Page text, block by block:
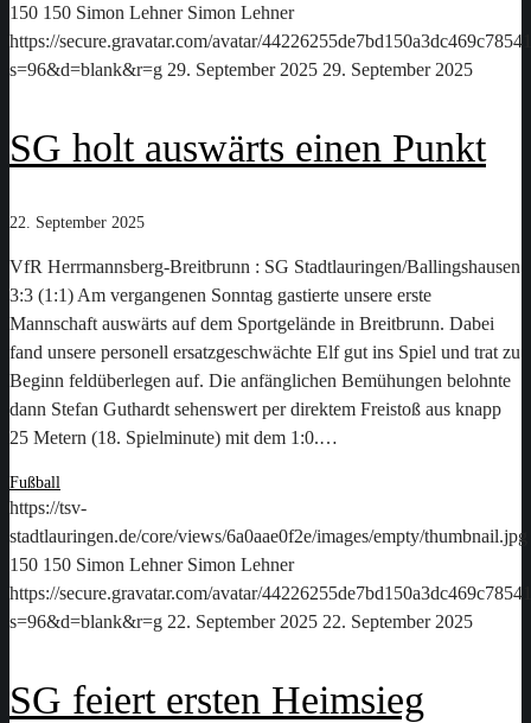
150 150 Simon Lehner Simon Lehner
https://secure.gravatar.com/avatar/
s=96&d=blank&r=g 29. September 2025 29. September 2025
SG holt auswärts einen Punkt
22. September 2025
VfR Herrmannsberg-Breitbrunn : SG Stadtlauringen/Ballingshausen
3:3 (1:1) Am vergangenen Sonntag gastierte unsere erste
Mannschaft auswärts auf dem Sportgelände in Breitbrunn. Dabei
fand unsere personell ersatzgeschwächte Elf gut ins Spiel und trat zu
Beginn feldüberlegen auf. Die anfänglichen Bemühungen belohnte
dann Stefan Guthardt sehenswert per direktem Freistoß aus knapp
25 Metern (18. Spielminute) mit dem 1:0.…
Fußball
https://tsv-
stadtlauringen.de/core/views/6a0aae0f2e/images/empty/thumbnail.jpg
150 150 Simon Lehner Simon Lehner
https://secure.gravatar.com/avatar/
s=96&d=blank&r=g 22. September 2025 22. September 2025
SG feiert ersten Heimsieg